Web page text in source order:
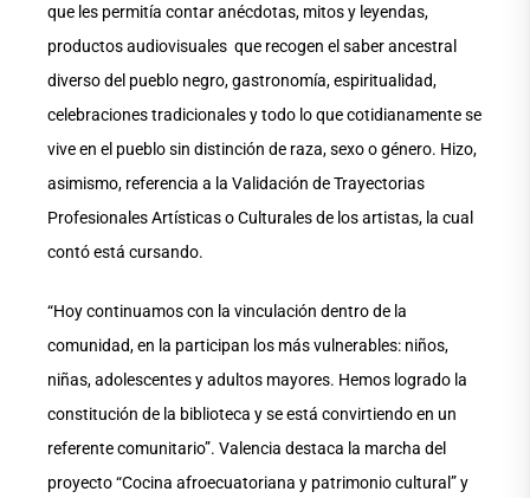
que les permitía contar anécdotas, mitos y leyendas,
productos audiovisuales que recogen el saber ancestral
diverso del pueblo negro, gastronomía, espiritualidad,
celebraciones tradicionales y todo lo que cotidianamente se
vive en el pueblo sin distinción de raza, sexo o género. Hizo,
asimismo, referencia a la Validación de Trayectorias
Profesionales Artísticas o Culturales de los artistas, la cual
contó está cursando.
“Hoy continuamos con la vinculación dentro de la
comunidad, en la participan los más vulnerables: niños,
niñas, adolescentes y adultos mayores. Hemos logrado la
constitución de la biblioteca y se está convirtiendo en un
referente comunitario”. Valencia destaca la marcha del
proyecto “Cocina afroecuatoriana y patrimonio cultural” y